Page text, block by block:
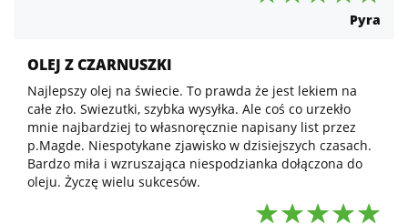
Pyra
OLEJ Z CZARNUSZKI
Najlepszy olej na świecie. To prawda że jest lekiem na
całe zło. Swiezutki, szybka wysyłka. Ale coś co urzekło
mnie najbardziej to własnoręcznie napisany list przez
p.Magde. Niespotykane zjawisko w dzisiejszych czasach.
Bardzo miła i wzruszająca niespodzianka dołączona do
oleju. Życzę wielu sukcesów.